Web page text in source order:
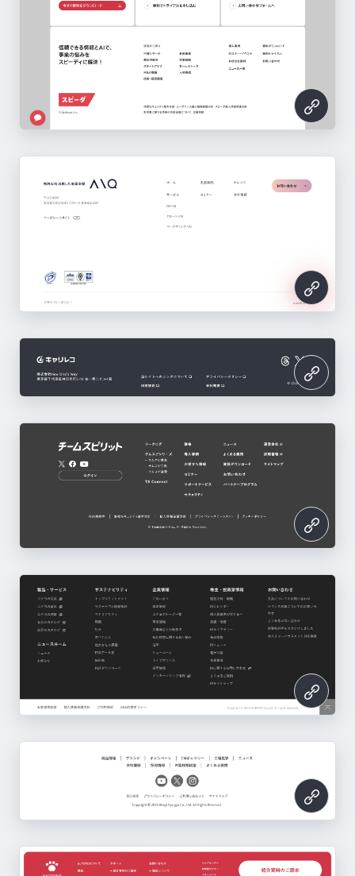
Manageboard
このサイトのパーツ一覧へ
re:shine（リシャイン）
https://work.re-shine.jp/lp/%E5%89%AF%E6%
A5%AD%E3%82%A8%E3%83%B3%E3%82%B
B
このサイトのパーツ一覧へ
このサイトのパーツ一覧へ
このサイトのパーツ一覧へ
LOGOLABO（ロゴラボ）
このサイトのパーツ一覧へ
MAXHUB
https://www.officecom.co.jp/service/maxhub.ht
ml
https://eikaiwa.weblio.jp/
このサイトのパーツ一覧へ
https://collabos-service.jp/
このサイトのパーツ一覧へ
https://blastengine.jp/
このサイトのパーツ一覧へ
https://jp.ub-speeda.com/
このサイトのパーツ一覧へ
このサイトのパーツ一覧へ
キャリレコ
https://www.career-log.jp/
チームスピリット
https://www.teamspirit.com/
このサイトのパーツ一覧へ
https://www.kokuyo.co.jp/
このサイトのパーツ一覧へ
赤城乳業株式会社
このサイトのパーツ一覧へ
Ｊストリーム
https://www.stream.co.jp/
このサイトのパーツ一覧へ